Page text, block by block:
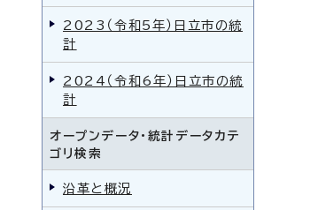
2023（令和5年）日立市の統
計
2024（令和6年）日立市の統
計
オープンデータ・統計データカテ
ゴリ検索
沿革と概況